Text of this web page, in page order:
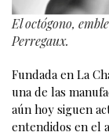
El octógono,
Perregaux.
Fundada en La
una de las
aún hoy siguen
entendidos en el